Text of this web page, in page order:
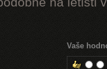
Vaše